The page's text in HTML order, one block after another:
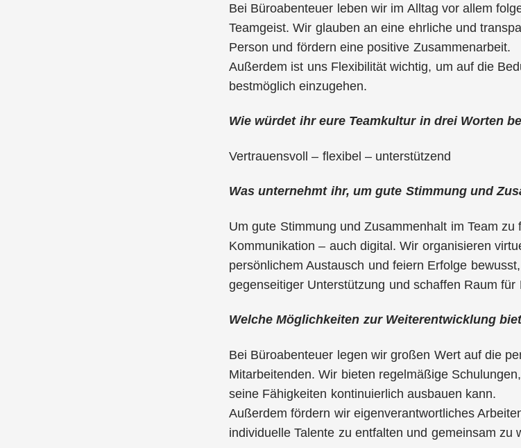
Bei Büroabenteuer leben wir im Alltag vor allem
Teamgeist. Wir glauben an eine ehrliche und
Person und fördern eine positive Zusammenarbeit.
Außerdem ist uns Flexibilität wichtig, um auf die
bestmöglich einzugehen.
Wie würdet ihr eure Teamkultur in drei Worten
Vertrauensvoll – flexibel – unterstützend
Was unternehmt ihr, um gute Stimmung und
Um gute Stimmung und Zusammenhalt im Team
Kommunikation – auch digital. Wir organisieren
persönlichem Austausch und feiern Erfolge
gegenseitiger Unterstützung und schaffen Raum
Welche Möglichkeiten zur Weiterentwicklung
Bei Büroabenteuer legen wir großen Wert auf die
Mitarbeitenden. Wir bieten regelmäßige
seine Fähigkeiten kontinuierlich ausbauen kann.
Außerdem fördern wir eigenverantwortliches
individuelle Talente zu entfalten und gemeinsam zu